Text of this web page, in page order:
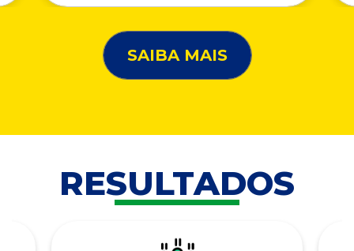
SAIBA MAIS
RESULTADOS